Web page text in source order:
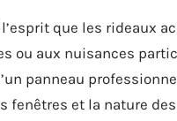
que les rideaux
ou aux nuisances
panneau
fenêtres et la nature